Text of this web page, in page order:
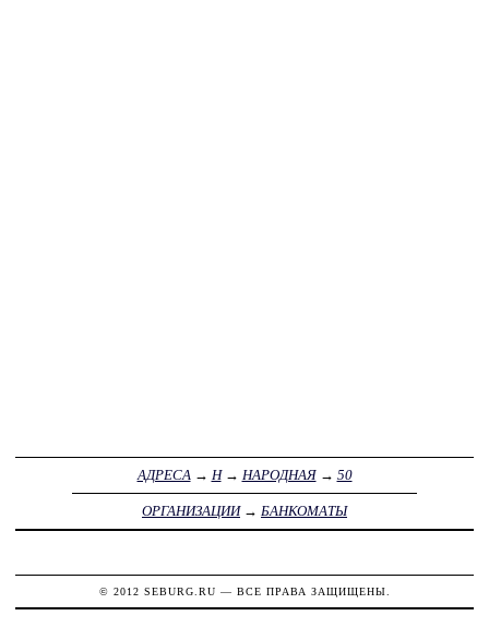
АДРЕСА→ Н→ НАРОДНАЯ→ 50
ОРГАНИЗАЦИИ→ БАНКОМАТЫ
© 2012 SEBURG.RU — ВСЕ ПРАВА ЗАЩИЩЕНЫ.